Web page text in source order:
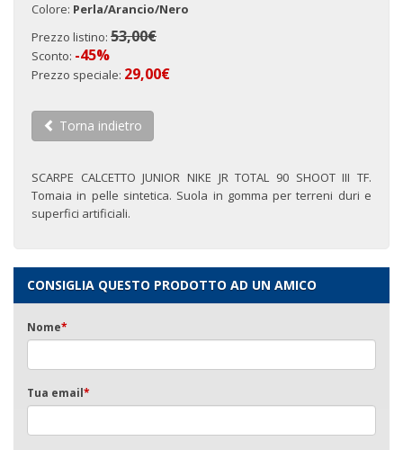
Colore: Perla/Arancio/Nero
Prezzo listino: 53,00€
Sconto: -45%
Prezzo speciale: 29,00€
Torna indietro
SCARPE CALCETTO JUNIOR NIKE JR TOTAL 90 SHOOT III TF.
Tomaia in pelle sintetica. Suola in gomma per terreni duri e
superfici artificiali.
CONSIGLIA QUESTO PRODOTTO AD UN AMICO
Nome*
Tua email*